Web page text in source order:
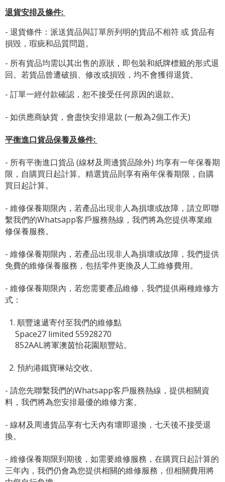
退貨安排及條件:
- 退貨條件：派送貨品與訂單所列明的貨品不相符 或 貨品有
損毀，瑕疵和品質問題。
- 所有貨品均需以其出售的原狀，即包裝和紙牌標籤的形式退
回。若貨品曾遭破損、修改或損毀，均不會獲得退貨。
- 訂單一經付款確認，恕不接受任何原因的退款。
- 如供應商缺貨，會盡快安排退款 (一般為2個工作天)
平衡進口貨品保養及條件:
- 所有平衡進口貨品 (線材及周邊貨品除外) 均享有一年保養期
限，自購買日起計算。精選貨品則享有兩年保養期限，自購
買日起計算。
- 維修保養期限內，若產品出現非人為損壞或故障，請立即聯
繫我們的Whatsapp客戶服務熱線，我們將為您提供專業維
修保養服務。
- 維修保養期限內，若產品出現非人為損壞或故障，我們提供
免費的維修保養服務，包括零件更換及人工維修費用。
- 維修保養期限內，若您需要產品維修，我們提供兩種維修方
式：
1. 順豐速遞寄付至我們的維修點
Space27 limited 55928270
852AAL將軍澳茵怡花園順豐站。
2. 預約港鐵寶琳站交收。
- 請您先聯繫我們的Whatsapp客戶服務熱線 ，提供相關資
料，我們將為您安排最優的維修方案。
- 線材及周邊貨品享有七天內有壞即退換，七天後不接受退
換。
- 維修保養期限到期後，如需要維修服務，在購買日起計算的
三年內，我們仍會為您提供相關的維修服務，但相關費用將